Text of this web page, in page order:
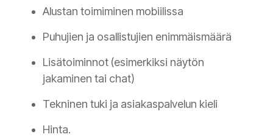
Alustan toimiminen mobiilissa
Puhujien ja osallistujien enimmäismäärä
Lisätoiminnot (esimerkiksi näytön
jakaminen tai chat)
Tekninen tuki ja asiakaspalvelun kieli
Hinta.